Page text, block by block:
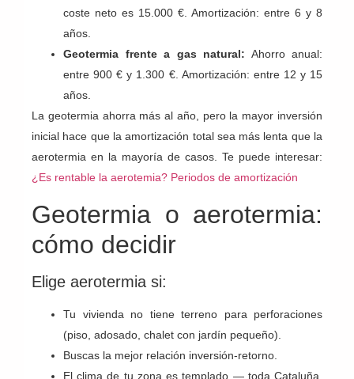
coste neto es 15.000 €. Amortización: entre 6 y 8
años.
Geotermia frente a gas natural: Ahorro anual:
entre 900 € y 1.300 €. Amortización: entre 12 y 15
años.
La geotermia ahorra más al año, pero la mayor inversión
inicial hace que la amortización total sea más lenta que la
aerotermia en la mayoría de casos. Te puede interesar:
¿Es rentable la aerotemia? Periodos de amortización
Geotermia o aerotermia:
cómo decidir
Elige aerotermia si:
Tu vivienda no tiene terreno para perforaciones
(piso, adosado, chalet con jardín pequeño).
Buscas la mejor relación inversión-retorno.
El clima de tu zona es templado — toda Cataluña,